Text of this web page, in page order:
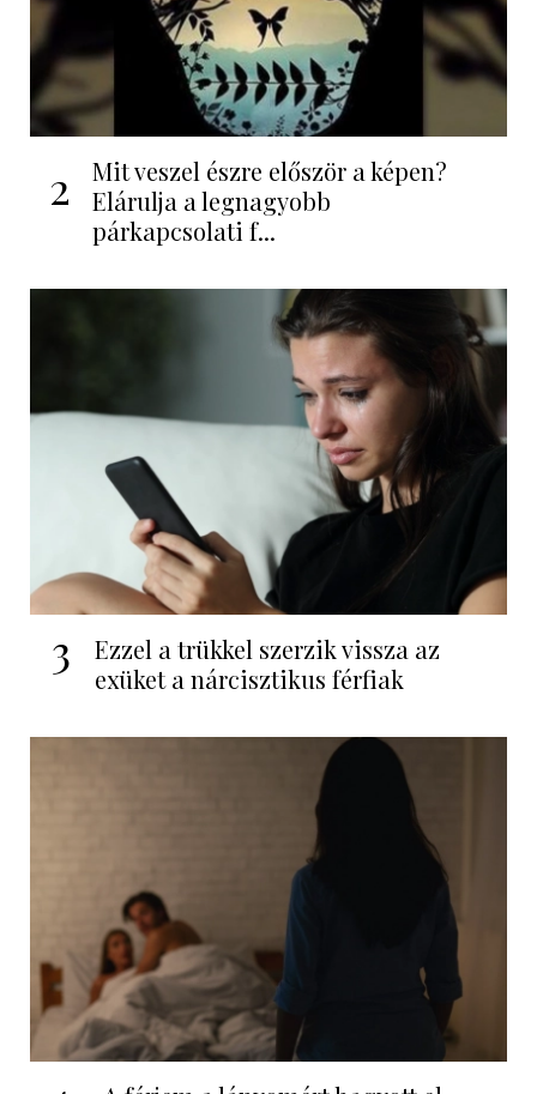
2
Mit veszel észre először a képen?
Elárulja a legnagyobb
párkapcsolati f...
3
Ezzel a trükkel szerzik vissza az
exüket a nárcisztikus férfiak